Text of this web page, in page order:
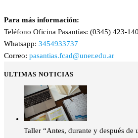
Para más información:
Teléfono Oficina Pasantías: (0345) 423-
Whatsapp: 3454933737
Correo: pasantias.fcad@uner.edu.ar
ULTIMAS NOTICIAS
Taller “Antes, durante y después de